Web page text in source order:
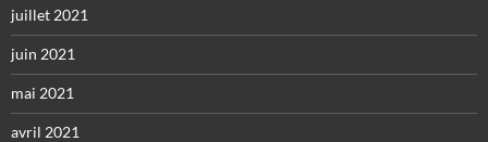
juillet 2021
juin 2021
mai 2021
avril 2021